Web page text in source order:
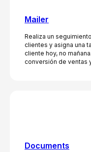
Mailer
Realiza un
clientes y asigna una
cliente hoy, no
conversión de ventas
Documents